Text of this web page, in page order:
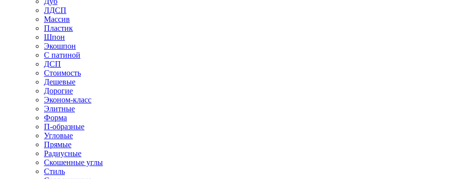
ЛДСП
Массив
Пластик
Шпон
Экошпон
С патиной
ДСП
Стоимость
Дешевые
Дорогие
Эконом-класс
Элитные
Форма
П-образные
Угловые
Прямые
Радиусные
Скошенные углы
Стиль